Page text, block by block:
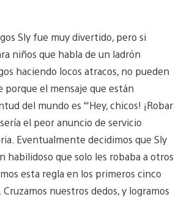
Sly fue muy divertido, pero si
niños que habla de un ladrón
haciendo locos atracos, no pueden
porque el mensaje que están
del mundo es “‘Hey, chicos! ¡Robar
el peor anuncio de servicio
Eventualmente decidimos que Sly
habilidoso que solo les robaba a otros
esta regla en los primeros cinco
nuestros dedos, y logramos